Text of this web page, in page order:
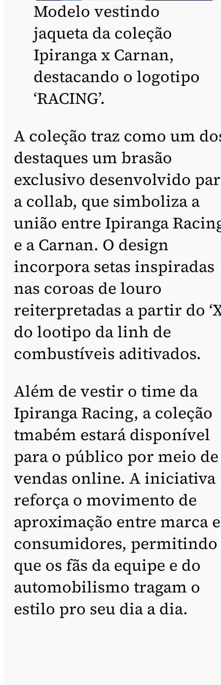
Modelo vestindo
jaqueta da coleção
Ipiranga x Carnan,
destacando o logotipo
‘RACING’.
A coleção traz como um
destaques um brasão
exclusivo desenvolvido
a collab, que simboliza a
união entre Ipiranga
e a Carnan. O design
incorpora setas inspiradas
nas coroas de louro
reiterpretadas a partir do
do lootipo da linh de
combustíveis aditivados.
Além de vestir o time da
Ipiranga Racing, a coleção
tmabém estará disponível
para o público por meio de
vendas online. A iniciativa
reforça o movimento de
aproximação entre marca e
consumidores, permitindo
que os fãs da equipe e do
automobilismo tragam o
estilo pro seu dia a dia.